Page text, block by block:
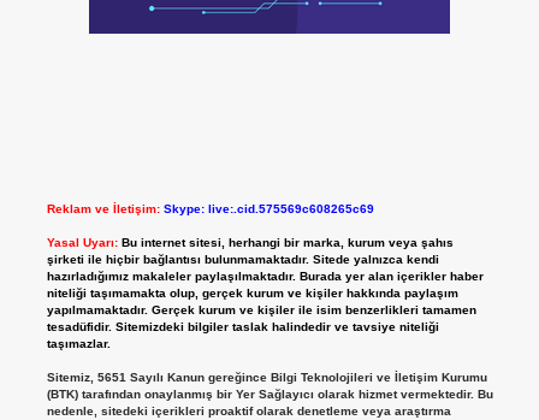
Reklam ve İletişim: Skype: live:.cid.575569c608265c69
Yasal Uyarı: Bu internet sitesi, herhangi bir marka, kurum veya şahıs
şirketi ile hiçbir bağlantısı bulunmamaktadır. Sitede yalnızca kendi
hazırladığımız makaleler paylaşılmaktadır. Burada yer alan içerikler haber
niteliği taşımamakta olup, gerçek kurum ve kişiler hakkında paylaşım
yapılmamaktadır. Gerçek kurum ve kişiler ile isim benzerlikleri tamamen
tesadüfidir. Sitemizdeki bilgiler taslak halindedir ve tavsiye niteliği
taşımazlar.
Sitemiz, 5651 Sayılı Kanun gereğince Bilgi Teknolojileri ve İletişim Kurumu
(BTK) tarafından onaylanmış bir Yer Sağlayıcı olarak hizmet vermektedir. Bu
nedenle, sitedeki içerikleri proaktif olarak denetleme veya araştırma